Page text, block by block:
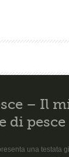
– Il
di pesce
una testata